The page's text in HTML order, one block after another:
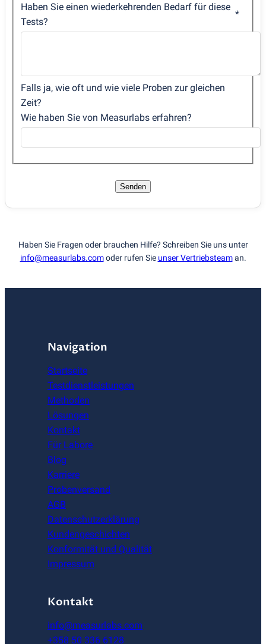
Haben Sie einen wiederkehrenden Bedarf für diese
Tests?
Falls ja, wie oft und wie viele Proben zur gleichen
Zeit?
Wie haben Sie von Measurlabs erfahren?
Senden
Haben Sie Fragen oder brauchen Hilfe? Schreiben Sie uns unter
info@measurlabs.comoder rufen Sie unser Vertriebsteaman.
Navigation
Startseite
Testdienstleistungen
Methoden
Lösungen
Kontakt
Für Labore
Blog
Karriere
Probenversand
AGB
Datenschutzerklärung
Kundengeschichten
Konformität und Qualität
Impressum
Kontakt
info@measurlabs.com
+358 50 336 6128